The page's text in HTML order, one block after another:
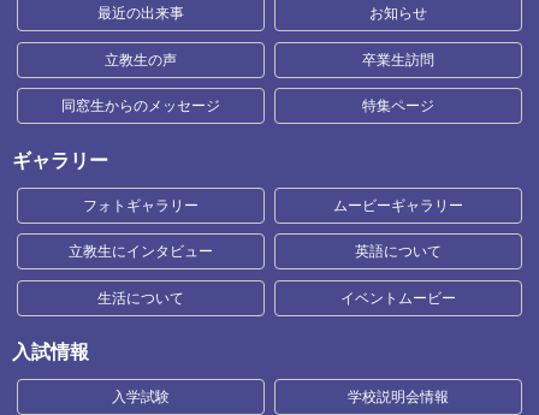
最近の出来事 お知らせ
立教生の声 卒業生訪問
同窓生からのメッセージ 特集ページ
ギャラリー
フォトギャラリー ムービーギャラリー
立教生にインタビュー 英語について
生活について イベントムービー
入試情報
入学試験 学校説明会情報